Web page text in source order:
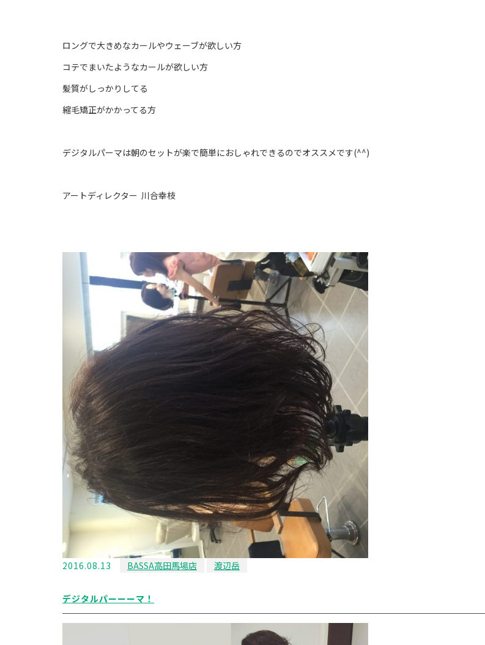
ロングで大きめなカールやウェーブが欲しい方
コテでまいたようなカールが欲しい方
髪質がしっかりしてる
縮毛矯正がかかってる方
デジタルパーマは朝のセットが楽で簡単におしゃれできるのでオススメです(^^)
アートディレクター 川合幸枝
2016.08.13 BASSA高田馬場店 渡辺岳
デジタルパーーーマ！